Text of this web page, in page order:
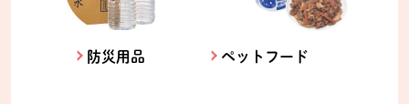
防災用品 ペットフード